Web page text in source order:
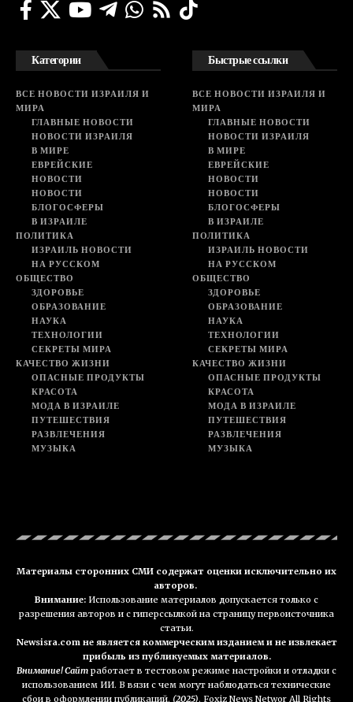
Категории
ВСЕ НОВОСТИ ИЗРАИЛЯ И
МИРА
ГЛАВНЫЕ НОВОСТИ
НОВОСТИ ИЗРАИЛЯ
В МИРЕ
ЕВРЕЙСКИЕ
НОВОСТИ
НОВОСТИ
БЛОГОСФЕРЫ
В ИЗРАИЛЕ
ПОЛИТИКА
ИЗРАИЛЬ НОВОСТИ
НА РУССКОМ
ОБЩЕСТВО
ЗДОРОВЬЕ
ОБРАЗОВАНИЕ
НАУКА
ТЕХНОЛОГИИ
СЕКРЕТЫ МИРА
КАЧЕСТВО ЖИЗНИ
ОПАСНЫЕ ПРОДУКТЫ
КРАСОТА
МОДА В ИЗРАИЛЕ
ПУТЕШЕСТВИЯ
РАЗВЛЕЧЕНИЯ
МУЗЫКА
Быстрые ссылки
ВСЕ НОВОСТИ ИЗРАИЛЯ И
МИРА
ГЛАВНЫЕ НОВОСТИ
НОВОСТИ ИЗРАИЛЯ
В МИРЕ
ЕВРЕЙСКИЕ
НОВОСТИ
НОВОСТИ
БЛОГОСФЕРЫ
В ИЗРАИЛЕ
ПОЛИТИКА
ИЗРАИЛЬ НОВОСТИ
НА РУССКОМ
ОБЩЕСТВО
ЗДОРОВЬЕ
ОБРАЗОВАНИЕ
НАУКА
ТЕХНОЛОГИИ
СЕКРЕТЫ МИРА
КАЧЕСТВО ЖИЗНИ
ОПАСНЫЕ ПРОДУКТЫ
КРАСОТА
МОДА В ИЗРАИЛЕ
ПУТЕШЕСТВИЯ
РАЗВЛЕЧЕНИЯ
МУЗЫКА
Материалы сторонних СМИ содержат оценки исключительно их
авторов.
Внимание: Использование материалов допускается только с
разрешения авторов и с гиперссылкой на страницу первоисточника
статьи.
Newsisra.com не является коммерческим изданием и не извлекает
прибыль из публикуемых материалов.
Внимание! Сайт работает в тестовом режиме настройки и отладки с
использованием ИИ. В вязи с чем могут наблюдаться технические
сбои в оформлении публикаций. (2025). Foxiz News Networ All Rights